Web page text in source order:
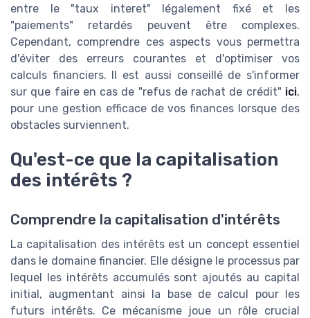
entre le "taux interet" légalement fixé et les
"paiements" retardés peuvent être complexes.
Cependant, comprendre ces aspects vous permettra
d'éviter des erreurs courantes et d'optimiser vos
calculs financiers. Il est aussi conseillé de s'informer
sur que faire en cas de "refus de rachat de crédit" ici,
pour une gestion efficace de vos finances lorsque des
obstacles surviennent.
Qu'est-ce que la capitalisation
des intérêts ?
Comprendre la capitalisation d'intérêts
La capitalisation des intérêts est un concept essentiel
dans le domaine financier. Elle désigne le processus par
lequel les intérêts accumulés sont ajoutés au capital
initial, augmentant ainsi la base de calcul pour les
futurs intérêts. Ce mécanisme joue un rôle crucial